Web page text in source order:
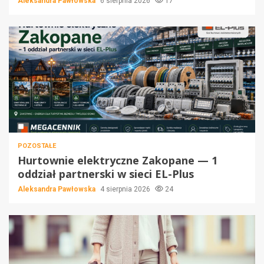
POZOSTAŁE
Hurtownie elektryczne Zakopane — 1
oddział partnerski w sieci EL-Plus
Aleksandra Pawłowska 4 sierpnia 2026 24